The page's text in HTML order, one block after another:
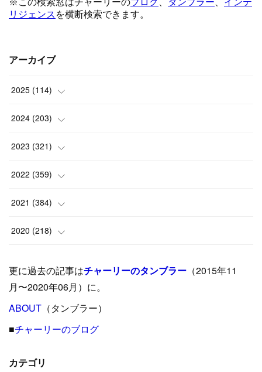
アーカイブ
2025 (114)
(1)
(8)
(6)
(9 )
(15
(24)
(8 )
(17
2024 (203)
(24)
(10)
(18)
(17)
(12)
(19)
(13
2023 (321)
(25)
(17)
(35)
)
(26)
27)
(29
2022 (359)
(42)
(37)
(31)
(31)
31
(26
2021 (384)
(9)
(39)
( 23)
40
(55
2020 (218)
(24)
( 42)
(33
更に過去の記事はチャーリーのタンブラー （2015年11
月〜2020年06月）に。
ABOUT （タンブラー）
■チャーリーのブログ
カテゴリ